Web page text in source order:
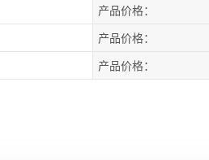
产品价格：
产品价格：
产品价格：